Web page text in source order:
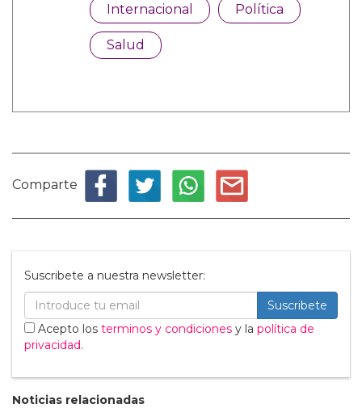
Internacional Política
Salud
Comparte
Suscribete a nuestra newsletter:
Suscribete
Acepto los terminos y condiciones y la política de
privacidad.
Noticias relacionadas